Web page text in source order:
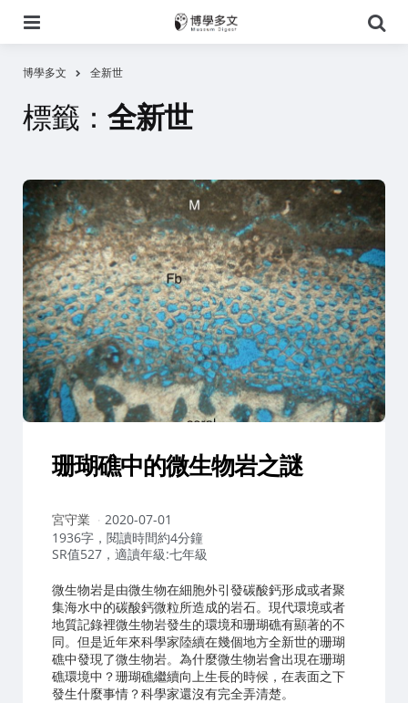
尋
博學多文 全新世
標籤： 全新世
珊瑚礁中的微生物岩之謎
作
者：
宮守業
2020-07-01
1936字，閱讀時間約4分鐘
SR值527，適讀年級:七年級
微生物岩是由微生物在細胞外引發碳酸鈣形成或者聚
集海水中的碳酸鈣微粒所造成的岩石。現代環境或者
地質記錄裡微生物岩發生的環境和珊瑚礁有顯著的不
同。但是近年來科學家陸續在幾個地方全新世的珊瑚
礁中發現了微生物岩。為什麼微生物岩會出現在珊瑚
礁環境中？珊瑚礁繼續向上生長的時候，在表面之下
發生什麼事情？科學家還沒有完全弄清楚。